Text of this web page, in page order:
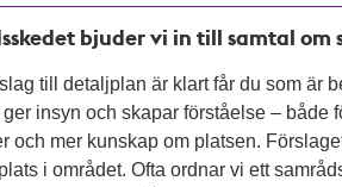
bjuder vi in till samtal om
till detaljplan är klart får du som är
insyn och skapar förståelse – både
och mer kunskap om platsen.
i området. Ofta ordnar vi ett